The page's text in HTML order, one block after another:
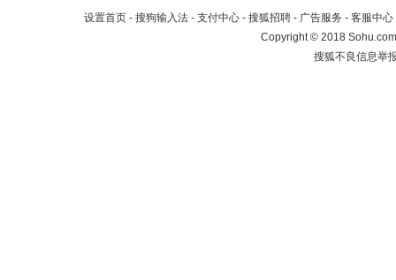
设置首页 - 搜狗输入法 - 支付中心 - 搜狐招聘 - 广告服务 - 客服中心
Copyright©2018
搜狐不良信息举